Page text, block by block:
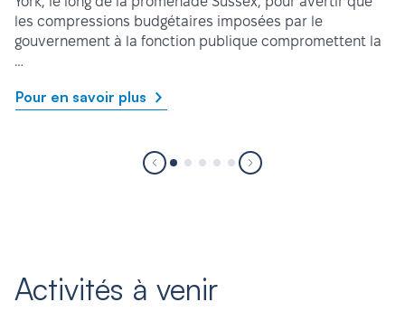
les compressions budgétaires imposées par le
gouvernement à la fonction publique compromettent la
…
Pour en savoir plus
Activités à venir